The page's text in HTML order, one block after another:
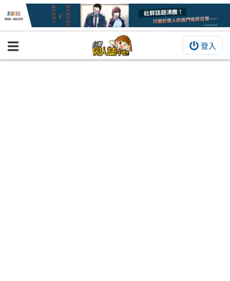
登入
BOOKY書集倉庫